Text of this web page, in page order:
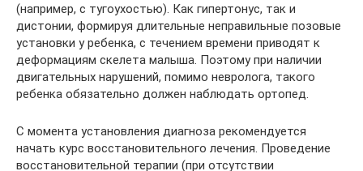
(например, с тугоухостью). Как гипертонус, так и
дистонии, формируя длительные неправильные позовые
установки у ребенка, с течением времени приводят к
деформациям скелета малыша. Поэтому при наличии
двигательных нарушений, помимо невролога, такого
ребенка обязательно должен наблюдать ортопед.
С момента установления диагноза рекомендуется
начать курс восстановительного лечения. Проведение
восстановительной терапии (при отсутствии